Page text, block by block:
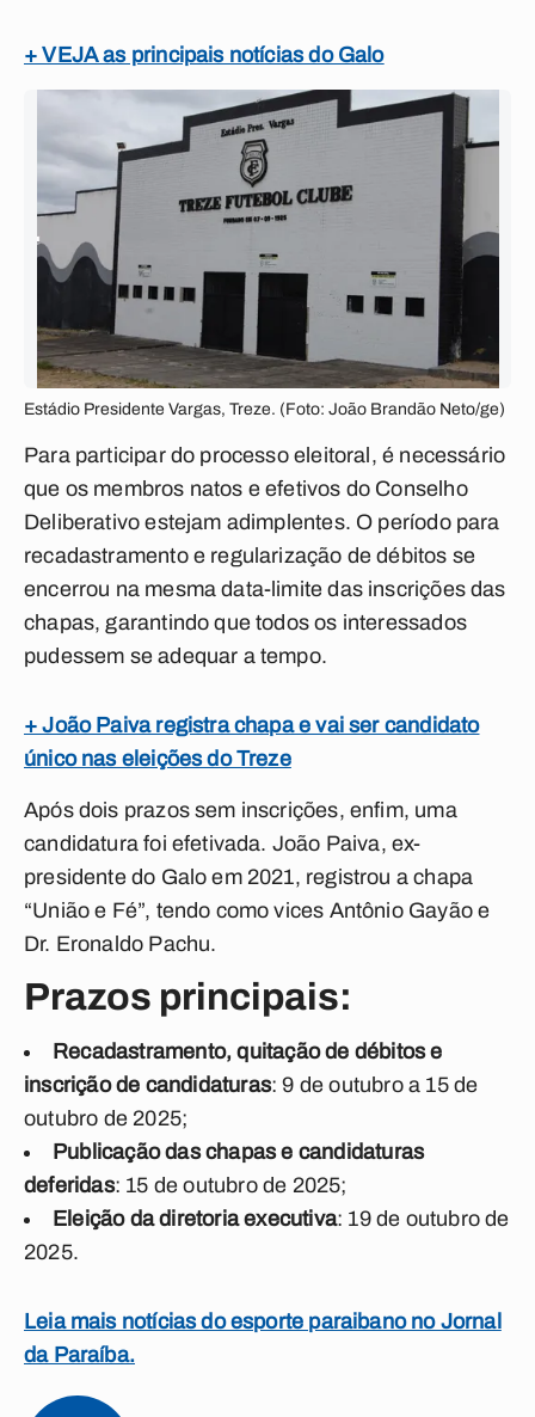
+ VEJA as principais notícias do Galo
Estádio Presidente Vargas, Treze. (Foto: João Brandão Neto/ge)
Para participar do processo eleitoral, é necessário
que os membros natos e efetivos do Conselho
Deliberativo estejam adimplentes. O período para
recadastramento e regularização de débitos se
encerrou na mesma data-limite das inscrições das
chapas, garantindo que todos os interessados
pudessem se adequar a tempo.
+ João Paiva registra chapa e vai ser candidato
único nas eleições do Treze
Após dois prazos sem inscrições, enfim, uma
candidatura foi efetivada. João Paiva, ex-
presidente do Galo em 2021, registrou a chapa
“União e Fé”, tendo como vices Antônio Gayão e
Dr. Eronaldo Pachu.
Prazos principais:
Recadastramento, quitação de débitos e
inscrição de candidaturas: 9 de outubro a 15 de
outubro de 2025;
Publicação das chapas e candidaturas
deferidas: 15 de outubro de 2025;
Eleição da diretoria executiva: 19 de outubro de
2025.
Leia mais notícias do esporte paraibano no Jornal
da Paraíba.